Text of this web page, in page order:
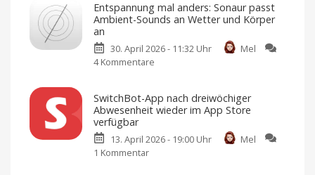
Fast
&
Serie
und
Trageweste
Ab
bei
Amazon
Entspannung mal anders: Sonaur passt
Ambient-Sounds an Wetter und Körper
an
30. April 2026 - 11:32 Uhr
Mel
4 Kommentare
anders:
Sonaur
Ambient-
SwitchBot-App nach dreiwöchiger
Abwesenheit wieder im App Store
verfügbar
13. April 2026 - 19:00 Uhr
Mel
1 Kommentar